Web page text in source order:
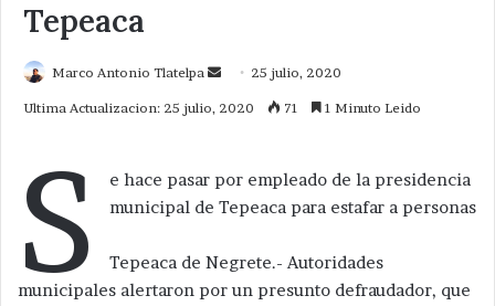
Tepeaca
Marco Antonio Tlatelpa
Send 25 julio, 2020
Ultima Actualizacion: 25 julio, 2020 71 1 Minuto Leido
S
e hace pasar por empleado de la presidencia
municipal de Tepeaca para estafar a personas
Tepeaca de Negrete.- Autoridades
municipales alertaron por un presunto defraudador, que